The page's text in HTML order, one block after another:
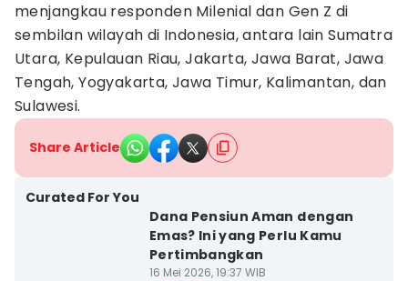
menjangkau responden Milenial dan Gen Z di
sembilan wilayah di Indonesia, antara lain Sumatra
Utara, Kepulauan Riau, Jakarta, Jawa Barat, Jawa
Tengah, Yogyakarta, Jawa Timur, Kalimantan, dan
Sulawesi.
Share Article
Curated For You
Dana Pensiun Aman dengan
Emas? Ini yang Perlu Kamu
Pertimbangkan
16 Mei 2026, 19:37 WIB